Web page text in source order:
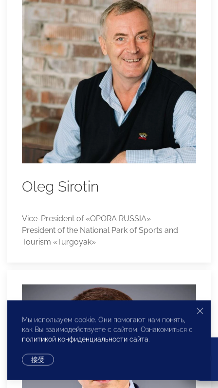
Oleg Sirotin
Vice-President of «OPORA RUSSIA»
President of the National Park of Sports and
Tourism «Turgoyak»
Мы используем cookie. Они помогают нам понять,
как Вы взаимодействуете с сайтом. Ознакомиться с
политикой конфиденциальности сайта.
接受